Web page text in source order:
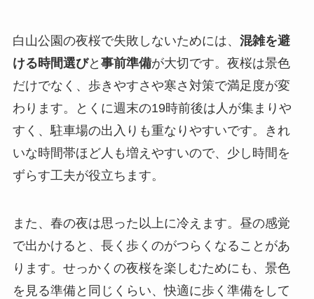
白山公園の夜桜で失敗しないためには、 混雑を避
ける時間選びと 事前準備が大切です。夜桜は景色
だけでなく、歩きやすさや寒さ対策で満足度が変
わります。とくに週末の19時前後は人が集まりや
すく、駐車場の出入りも重なりやすいです。きれ
いな時間帯ほど人も増えやすいので、少し時間を
ずらす工夫が役立ちます。
また、春の夜は思った以上に冷えます。昼の感覚
で出かけると、長く歩くのがつらくなることがあ
ります。せっかくの夜桜を楽しむためにも、景色
を見る準備と同じくらい、快適に歩く準備をして